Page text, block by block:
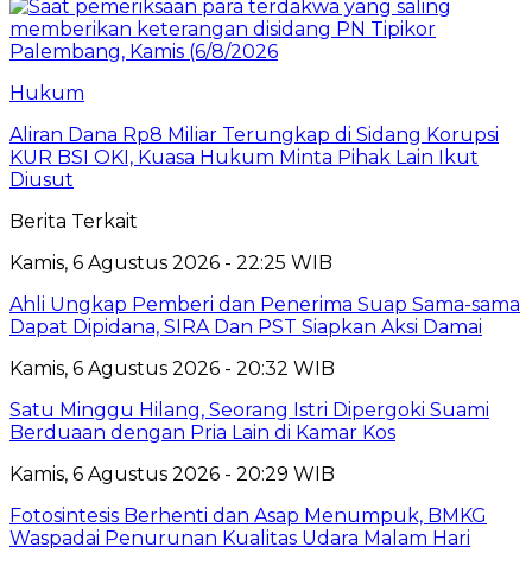
Hukum
Aliran Dana Rp8 Miliar Terungkap di Sidang Korupsi
KUR BSI OKI, Kuasa Hukum Minta Pihak Lain Ikut
Diusut
Berita Terkait
Kamis, 6 Agustus 2026 - 22:25 WIB
Ahli Ungkap Pemberi dan Penerima Suap Sama-sama
Dapat Dipidana, SIRA Dan PST Siapkan Aksi Damai
Kamis, 6 Agustus 2026 - 20:32 WIB
Satu Minggu Hilang, Seorang Istri Dipergoki Suami
Berduaan dengan Pria Lain di Kamar Kos
Kamis, 6 Agustus 2026 - 20:29 WIB
Fotosintesis Berhenti dan Asap Menumpuk, BMKG
Waspadai Penurunan Kualitas Udara Malam Hari